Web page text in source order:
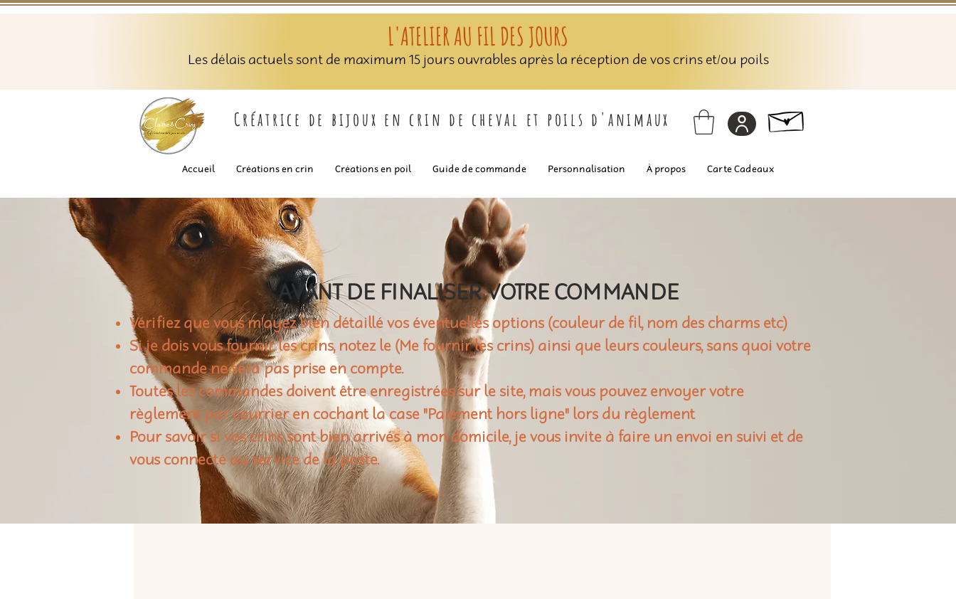
L'ATELIER AU FIL DES JOURS
Les délais actuels sont de maximum 15 jours ouvrables après la réception de vos crins et/ou poils
Créatrice de bijoux en crin de cheval et poils d'animaux
Accueil Créations en crin Créations en poil Guide de commande Personnalisation À propos Carte Cadeaux
AVANT DE FINALISER VOTRE COMMANDE
Vérifiez que vous m'ayez bien détaillé vos éventuelles options (couleur de fil, nom des charms etc)
Si je dois vous fournir les crins, notez le (Me fournir les crins) ainsi que leurs couleurs, sans quoi votre
commande ne sera pas prise en compte.
Toutes les commandes doivent être enregistrées sur le site, mais vous pouvez envoyer votre
règlement par courrier en cochant la case "Paiement hors ligne" lors du règlement
Pour savoir si vos crins sont bien arrivés à mon domicile, je vous invite à faire un envoi en suivi et de
vous connecté au service de la poste.